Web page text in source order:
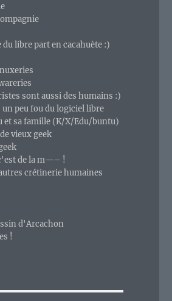
du libre part en cacahuète :)
sont aussi des humains :)
un peu fou du logiciel libre
et sa famille (K/X/Edu/buntu)
vieux geek
de la m—– !
crétinerie humaines
d'Arcachon
!